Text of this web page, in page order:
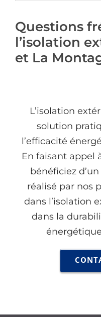
Questions
l’isolation
et La
L’isolation
solution
l’efficacité
En faisant appel
bénéficiez
réalisé par nos
dans l’isolation
dans la